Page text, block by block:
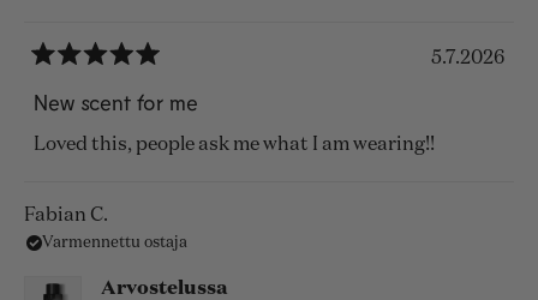
5
/
5
tähteä
5.7.2026
New scent for me
Loved this, people ask me what I am wearing!!
Fabian C.
Varmennettu ostaja
Arvostelussa